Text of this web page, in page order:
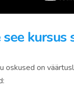
kursus
oskused on